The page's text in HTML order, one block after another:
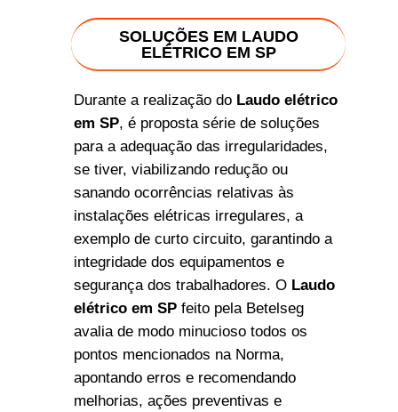
SOLUÇÕES EM LAUDO
ELÉTRICO EM SP
Durante a realização do Laudo elétrico
em SP, é proposta série de soluções
para a adequação das irregularidades,
se tiver, viabilizando redução ou
sanando ocorrências relativas às
instalações elétricas irregulares, a
exemplo de curto circuito, garantindo a
integridade dos equipamentos e
segurança dos trabalhadores. O Laudo
elétrico em SPfeito pela Betelseg
avalia de modo minucioso todos os
pontos mencionados na Norma,
apontando erros e recomendando
melhorias, ações preventivas e